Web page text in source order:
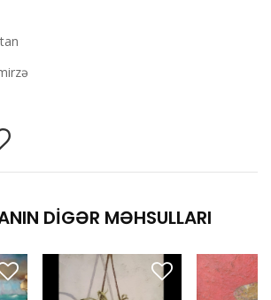
DIGƏR MƏHSULLARI